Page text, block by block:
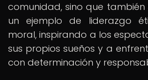
comunidad, sino que también
un ejemplo de liderazgo
moral, inspirando a los
sus propios sueños y a
con determinación y